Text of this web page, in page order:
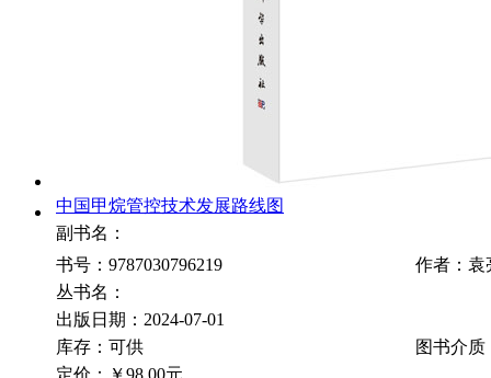
中国甲烷管控技术发展路线图
副书名：
书号：9787030796219
作者：袁
丛书名：
出版日期：2024-07-01
库存：可供
图书介质
定价：
￥98.00元